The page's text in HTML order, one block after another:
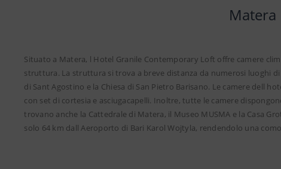
Matera
Situato a Matera, l Hotel Granile Contemporary Loft offre camere
struttura. La struttura si trova a breve distanza da numerosi luoghi
di Sant Agostino e la Chiesa di San Pietro Barisano. Le camere dell
con set di cortesia e asciugacapelli. Inoltre, tutte le camere
trovano anche la Cattedrale di Matera, il Museo MUSMA e la Casa
solo 64 km dall Aeroporto di Bari Karol Wojtyla, rendendolo una